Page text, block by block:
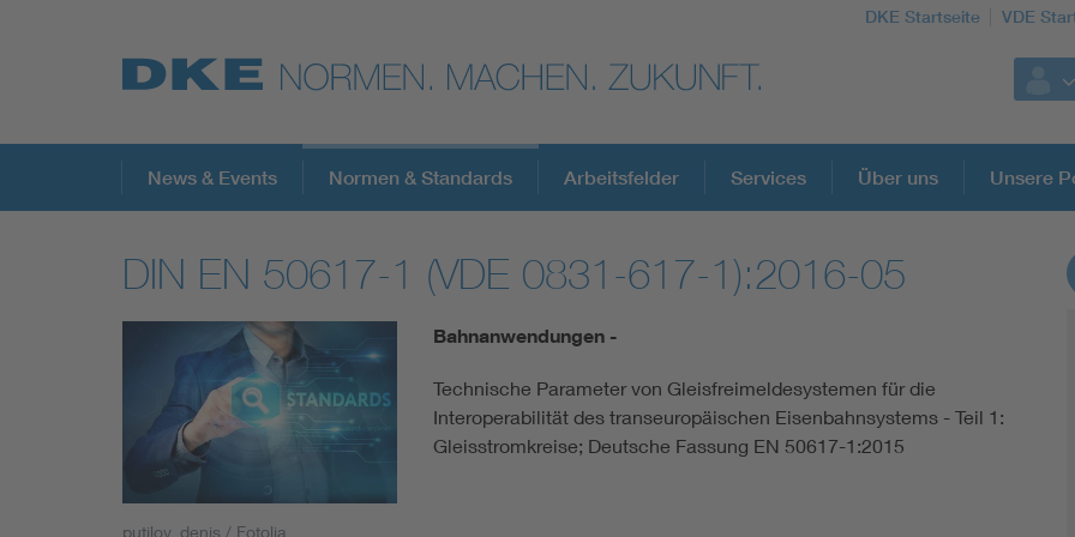
DKE Startseite VDE
Top-Themen
VDE Fokusthemen
Digital Security
Energy
DKE Fachinformationen im Kontext der
Circular Economy für mehr Ressourceneffizienz
News & Events Normen & Standards Arbeitsfelder Services Über uns Unsere
DIN EN 50617-1 (VDE 0831-617-1):2016-05
putilov_denis / Fotolia
Bahnanwendungen -
Technische Parameter von Gleisfreimeldesystemen für die
Interoperabilität des transeuropäischen Eisenbahnsystems - Teil 1:
Gleisstromkreise; Deutsche Fassung EN 50617-1:2015